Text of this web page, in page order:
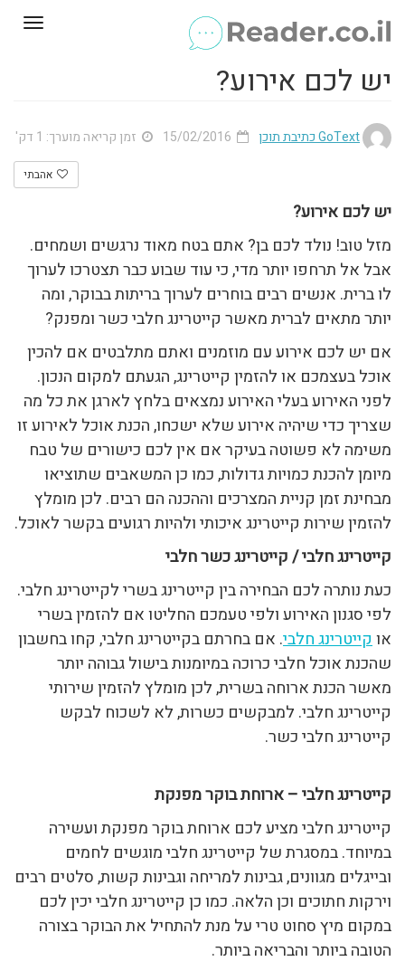
יש לכם אירוע?
GoText כתיבת תוכן זמן קריאה מוערך: 1 דק'
אהבתי
יש לכם אירוע?
מזל טוב! נולד לכם בן? אתם בטח מאוד נרגשים ושמחים.
אבל אל תרחפו יותר מדי, כי עוד שבוע כבר תצטרכו לערוך
לו ברית. אנשים רבים בוחרים לערוך בריתות בבוקר, ומה
יותר מתאים לברית מאשר קייטרינג חלבי כשר ומפנק?
אם יש לכם אירוע עם מוזמנים ואתם מתלבטים אם להכין
אוכל בעצמכם או להזמין קייטרינג, הגעתם למקום הנכון.
לפני האירוע בעלי האירוע נמצאים בלחץ לארגן את כל מה
שצריך כדי שיהיה אירוע שלא ישכחו, הכנת אוכל לאירוע זו
משימה לא פשוטה בעיקר אם אין לכם כישורים של טבח
מיומן להכנת כמויות גדולות, כמו כן המשאבים שתוציאו
מבחינת זמן קניית המצרכים וההכנה הם רבים. לכן מומלץ
להזמין שירות קייטרינג איכותי ולהיות רגועים בקשר לאוכל.
קייטרינג חלבי / קייטרינג כשר חלבי
כעת נותרה לכם הבחירה בין קייטרינג בשרי לקייטרינג חלבי.
לפי סגנון האירוע ולפי טעמכם החליטו אם להזמין בשרי
אוקייטרינג חלבי. אם בחרתם בקייטרינג חלבי, קחו בחשבון
שהכנת אוכל חלבי כרוכה במיומנות בישול גבוהה יותר
מאשר הכנת ארוחה בשרית, לכן מומלץ להזמין שירותי
קייטרינג חלבי. למבקשים כשרות, לא לשכוח לבקש
קייטרינג חלבי כשר.
קייטרינג חלבי – ארוחת בוקר מפנקת
קייטרינג חלבי מציע לכם ארוחת בוקר מפנקת ועשירה
במיוחד. במסגרת של קייטרינג חלבי מוגשים לחמים
ובייגלים מגוונים, גבינות למריחה וגבינות קשות, סלטים רבים
וירקות חתוכים וכן הלאה. כמו כן קייטרינג חלבי יכין לכם
במקום מיץ סחוט טרי על מנת להתחיל את הבוקר בצורה
הטובה ביותר והבריאה ביותר.